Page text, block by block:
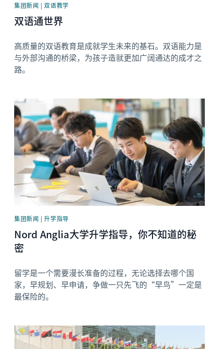
集团新闻 | 双语教学
双语通世界
高质量的双语教育是成就学生未来的基石。双语能力是
与外部沟通的桥梁，为孩子造就更加广阔通达的成才之
路。
News image
集团新闻 | 升学指导
Nord Anglia大学升学指导，你不知道的秘
密
留学是一个需要漫长准备的过程，无论选择去哪个国
家，早规划、早申请，争做一只先飞的“早鸟”一定是
最保险的。
News image